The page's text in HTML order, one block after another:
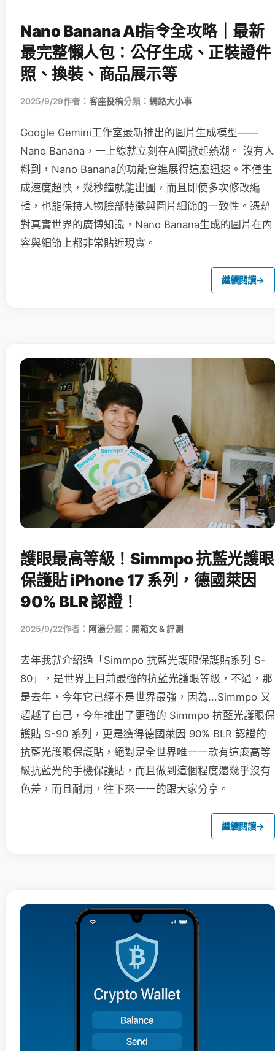
Nano Banana AI指令全攻略｜最新
最完整懶人包：公仔生成、正裝證件
照、換裝、商品展示等
2025/9/29作者： 客座投稿分類： 網路大小事
Google Gemini工作室最新推出的圖片生成模型——
Nano Banana，一上線就立刻在AI圈掀起熱潮。 沒有人
料到，Nano Banana的功能會進展得這麼迅速。不僅生
成速度超快，幾秒鐘就能出圖，而且即使多次修改編
輯，也能保持人物臉部特徵與圖片細節的一致性。憑藉
對真實世界的廣博知識，Nano Banana生成的圖片在內
容與細節上都非常貼近現實。
繼續閱讀→
護眼最高等級！Simmpo 抗藍光護眼
保護貼 iPhone 17 系列，德國萊因
90% BLR 認證！
2025/9/22作者： 阿湯分類： 開箱文 & 評測
去年我就介紹過「Simmpo 抗藍光護眼保護貼系列 S-
80」，是世界上目前最強的抗藍光護眼等級，不過，那
是去年，今年它已經不是世界最強，因為...Simmpo 又
超越了自己，今年推出了更強的 Simmpo 抗藍光護眼保
護貼 S-90 系列，更是獲得德國萊因 90% BLR 認證的
抗藍光護眼保護貼，絕對是全世界唯一一款有這麼高等
級抗藍光的手機保護貼，而且做到這個程度還幾乎沒有
色差，而且耐用，往下來一一的跟大家分享。
繼續閱讀→